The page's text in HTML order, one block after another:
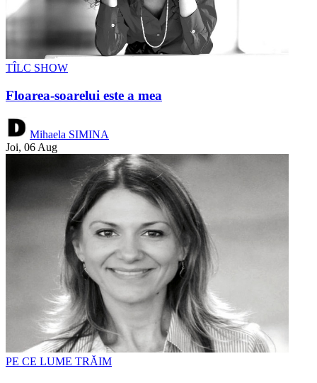
TÎLC SHOW
Floarea-soarelui este a mea
Mihaela SIMINA
Joi, 06 Aug
PE CE LUME TRĂIM